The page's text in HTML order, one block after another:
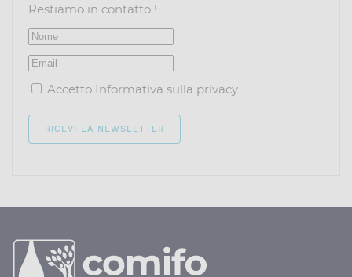
Restiamo in contatto !
Accetto Informativa sulla privacy